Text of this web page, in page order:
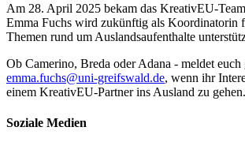
Am 28. April 2025 bekam das KreativEU-
Emma Fuchs wird zukünftig als Koordinatorin
Themen rund um Auslandsaufenthalte
Ob Camerino, Breda oder Adana - meldet
emma.fuchs@uni-greifswald.de, wenn ihr
einem KreativEU-Partner ins Ausland zu gehen.
Soziale Medien